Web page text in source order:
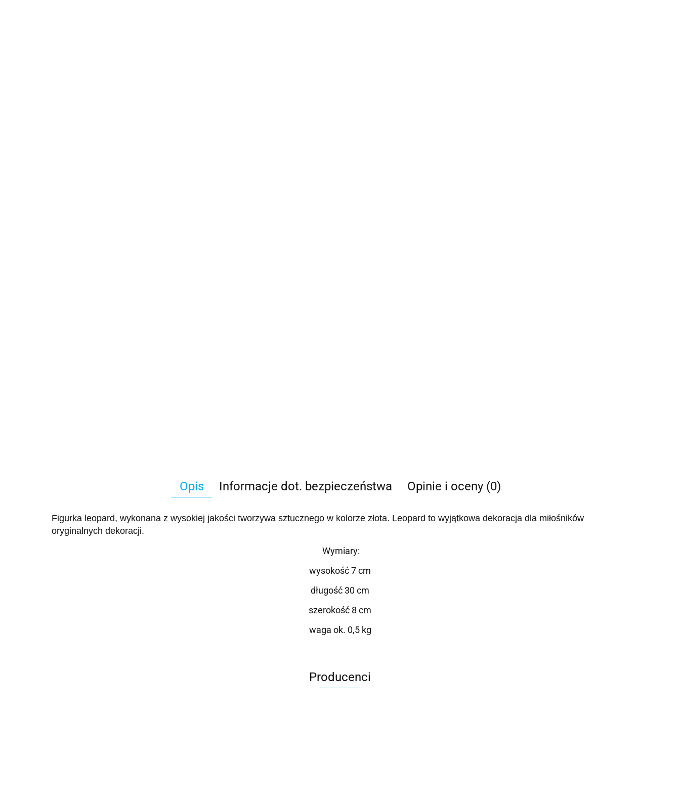
Opis Informacje dot. bezpieczeństwa Opinie i oceny (0)
Figurka leopard, wykonana z wysokiej jakości tworzywa sztucznego w kolorze złota. Leopard to wyjątkowa dekoracja dla miłośników
oryginalnych dekoracji.
Wymiary:
wysokość 7 cm
długość 30 cm
szerokość 8 cm
waga ok. 0,5 kg
Producenci